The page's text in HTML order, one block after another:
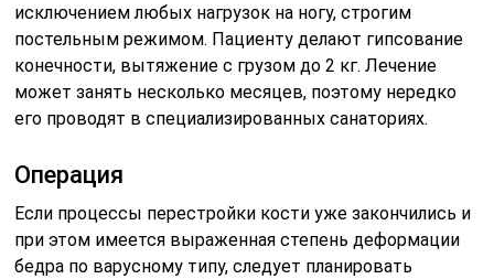
исключением любых нагрузок на ногу, строгим
постельным режимом. Пациенту делают гипсование
конечности, вытяжение с грузом до 2 кг. Лечение
может занять несколько месяцев, поэтому нередко
его проводят в специализированных санаториях.
Операция
Если процессы перестройки кости уже закончились и
при этом имеется выраженная степень деформации
бедра по варусному типу, следует планировать